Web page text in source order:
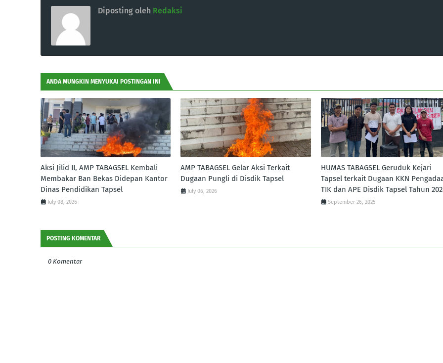
Diposting oleh Redaksi
ANDA MUNGKIN MENYUKAI POSTINGAN INI
Aksi Jilid II, AMP TABAGSEL Kembali
Membakar Ban Bekas Didepan Kantor
Dinas Pendidikan Tapsel
July 08, 2026
AMP TABAGSEL Gelar Aksi Terkait
Dugaan Pungli di Disdik Tapsel
July 06, 2026
HUMAS TABAGSEL Geruduk Kejari
Tapsel terkait Dugaan KKN
TIK dan APE Disdik Tapsel Tahun
September 26, 2025
POSTING KOMENTAR
0 Komentar